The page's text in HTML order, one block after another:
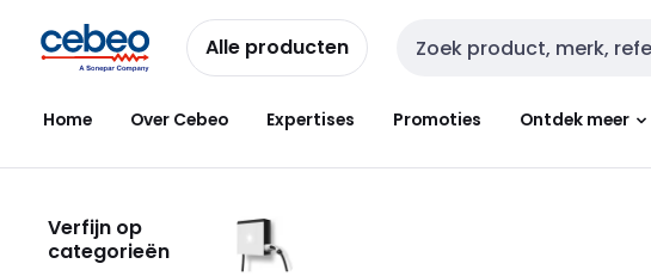
naar
navigatie
naar
inhoud
Alle producten Zoekveld invoer
Home Over Cebeo Expertises Promoties Ontdek meer
Verfijn op
categorieën